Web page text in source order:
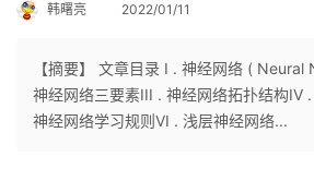
个
韩曙亮 2022/01/11
【摘要】 文章目录 I . 神经网络 (
神经网络三要素III . 神经网络拓扑结构IV
神经网络学习规则VI . 浅层神经网络...